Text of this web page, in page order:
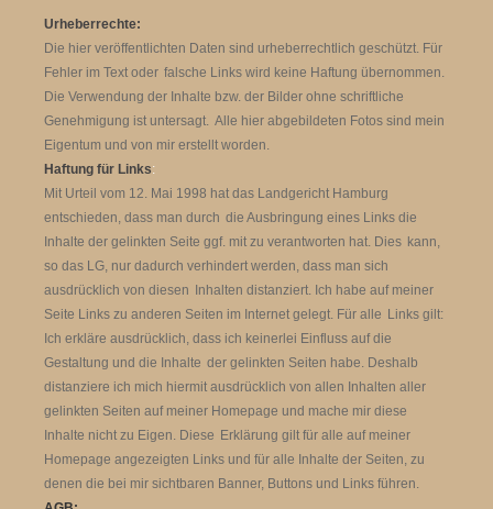
Urheberrechte:
Die hier veröffentlichten Daten sind urheberrechtlich geschützt. Für
Fehler im Textoder falsche Links wird keine Haftung übernommen.
Die Verwendung der Inhalte bzw. der Bilder ohne schriftliche
Genehmigung ist untersagt. Alle hier abgebildeten Fotos sind mein
Eigentum und von mir erstellt worden.
Haftung für Links:
Mit Urteil vom 12. Mai 1998 hat das Landgericht Hamburg
entschieden, dass man durch die Ausbringung eines Links die
Inhalte der gelinkten Seite ggf. mit zu verantworten hat. Dies kann,
so das LG, nur dadurch verhindert werden, dass man sich
ausdrücklich vondiesen Inhalten distanziert. Ich habe auf meiner
Seite Links zu anderen Seiten im Internet gelegt. Für alle Links gilt:
Ich erkläre ausdrücklich, dass ich keinerlei Einfluss auf die
Gestaltung und die Inhalte der gelinkten Seiten habe. Deshalb
distanziere ich mich hiermit ausdrücklich von allen Inhalten aller
gelinkten Seiten auf meiner Homepage und mache mir diese
Inhalte nicht zu Eigen. Diese Erklärung gilt für alle auf meiner
Homepage angezeigten Links und für alle Inhalte der Seiten, zu
denen die bei mir sichtbaren Banner, Buttons und Links führen.